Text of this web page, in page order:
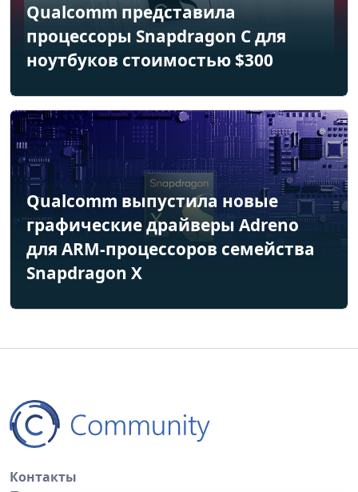
Qualcomm представила
процессоры Snapdragon C для
ноутбуков стоимостью $300
Qualcomm выпустила новые
графические драйверы Adreno
для ARM-процессоров семейства
Snapdragon X
Контакты